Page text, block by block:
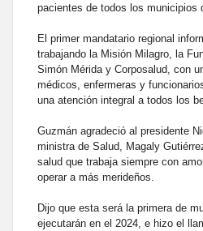
pacientes de todos los municipios
El primer mandatario regional
trabajando la Misión Milagro, la
Simón Mérida y Corposalud, con
médicos, enfermeras y
una atención integral a todos los
Guzmán agradeció al presidente
ministra de Salud, Magaly
salud que trabaja siempre con
operar a más merideños.
Dijo que esta será la primera de
ejecutarán en el 2024, e hizo el